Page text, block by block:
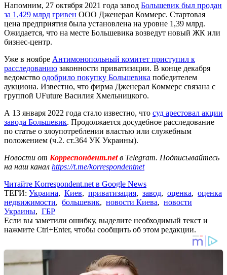
Напомним, 27 октября 2021 года завод Большевик был продан
за 1,429 млрд гривен ООО Дженерал Коммерс. Стартовая
цена предприятия была установлена на уровне 1,39 млрд.
Ожидается, что на месте Большевика возведут новый ЖК или
бизнес-центр.
Уже в ноябре Антимонопольный комитет приступил к
расследованию законности приватизации. В конце декабря
ведомство одобрило покупку Большевика победителем
аукциона. Известно, что фирма Дженерал Коммерс связана с
группой UFuture Василия Хмельницкого.
А 13 января 2022 года стало известно, что суд арестовал акции
завода Большевик. Продолжается досудебное расследование
по статье о злоупотреблении властью или служебным
положением (ч.2. ст.364 УК Украины).
Новости от Корреспондент.netв Telegram. Подписывайтесь
на наш канал https://t.me/korrespondentnet
Читайте Korrespondent.net в Google News
ТЕГИ: Украина, Киев, приватизация, завод, оценка, оценка
недвижимости, большевик, новости Киева, новости
Украины, ГБР
Если вы заметили ошибку, выделите необходимый текст и
нажмите Ctrl+Enter, чтобы сообщить об этом редакции.